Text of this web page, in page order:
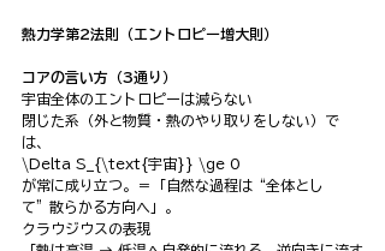
熱力学第2法則（エントロピー増大則）
コアの言い方（3通り）
宇宙全体のエントロピーは減らない
閉じた系（外と物質・熱のやり取りをしない）で
は、
\Delta S_{\text{宇宙}} \ge 0
が常に成り立つ。＝「自然な過程は“全体とし
て”散らかる方向へ」。
クラウジウスの表現